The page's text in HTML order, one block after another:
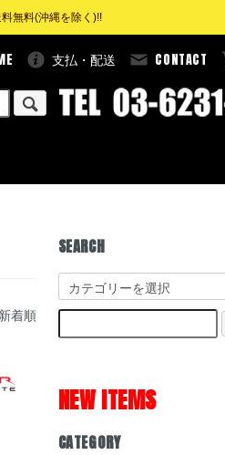
無料(沖縄を除く)!!
支払・配送 CONTACT
新着順
SEARCH
NEW ITEMS
CATEGORY